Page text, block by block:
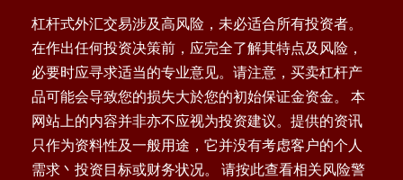
杠杆式外汇交易涉及高风险，未必适合所有投资者。
在作出任何投资决策前，应完全了解其特点及风险，
必要时应寻求适当的专业意见。请注意，买卖杠杆产
品可能会导致您的损失大於您的初始保证金资金。 本
网站上的内容并非亦不应视为投资建议。提供的资讯
只作为资料性及一般用途，它并没有考虑客户的个人
需求丶投资目标或财务状况。 请按此查看相关风险警